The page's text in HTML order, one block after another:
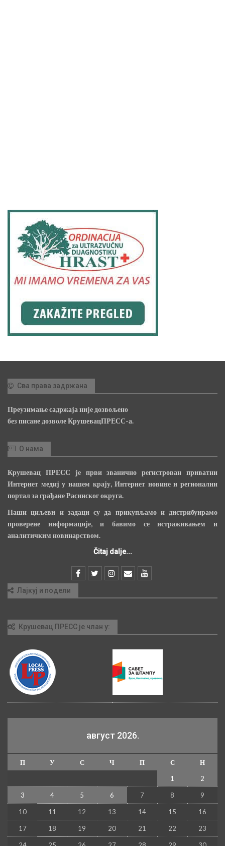
Сва права задржана
Преузимање садржаја није дозвољено
без писане дозволе КрушевацПРЕСС-а.
О нама
Крушевац ПРЕСС је први званично регистрован приватни
Интернет медиј у нашем крају, Интернет новине и регионални
портал за грађане Расинског округа.
Наши циљеви и задаци су да прикупљамо и дистрибуирамо
проверене информације, и бавимо се истраживањем и
аналитичким новинарством.
Čitaj dalje...
Лајкуј и подели
Крушевац ПРЕСС је члан у:
август 2026.
П У С Ч П С
Н
1
2
3 4 5 6 7 8 9
10 11 12 13 14 15 16
17 18 19 20 21 22 23